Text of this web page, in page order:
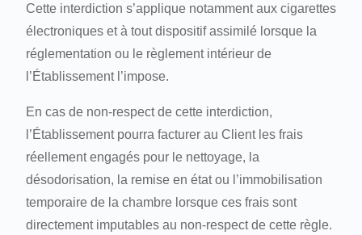
Cette interdiction s’applique notamment aux cigarettes
électroniques et à tout dispositif assimilé lorsque la
réglementation ou le règlement intérieur de
l’Établissement l’impose.
En cas de non-respect de cette interdiction,
l’Établissement pourra facturer au Client les frais
réellement engagés pour le nettoyage, la
désodorisation, la remise en état ou l’immobilisation
temporaire de la chambre lorsque ces frais sont
directement imputables au non-respect de cette règle.